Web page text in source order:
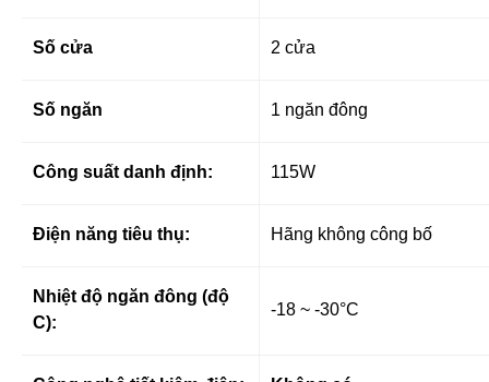
Số cửa 2 cửa
Số ngăn 1 ngăn đông
Công suất danh định: 115W
Điện năng tiêu thụ: Hãng không công bố
Nhiệt độ ngăn đông (độ
C):
-18 ~ -30°C